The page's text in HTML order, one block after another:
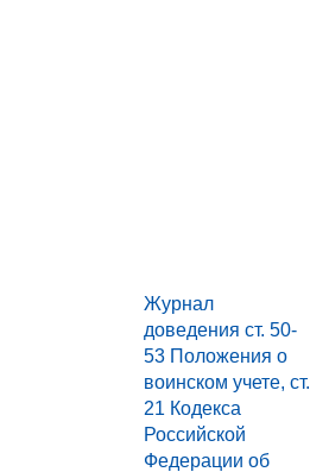
Журнал
доведения ст. 50-
53 Положения о
воинском учете, ст.
21 Кодекса
Российской
Федерации об